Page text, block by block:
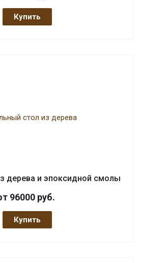
Купить
дерева и эпоксидной смолы
96000 руб.
Купить